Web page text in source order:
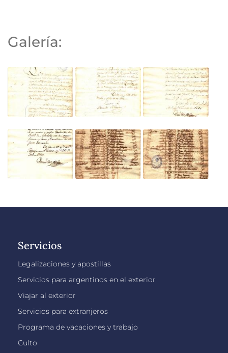
Galería:
Servicios
Legalizaciones y apostillas
Servicios para argentinos en el exterior
Viajar al exterior
Servicios para extranjeros
Programa de vacaciones y trabajo
Culto